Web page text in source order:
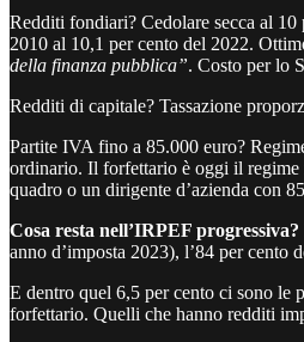
Redditi fondiari? Cedolare secca al
2010 al 10,1 per cento del 2022.
della finanza pubblica”. Costo per lo
Redditi di capitale? Tassazione
Partite IVA fino a 85.000 euro?
ordinario. Il forfettario è oggi il regime
quadro o un dirigente d’azienda con
Cosa resta nell’IRPEF
anno d’imposta 2023), l’84 per
E dentro quel 6,5 per cento ci sono le
forfettario. Quelli che hanno redditi